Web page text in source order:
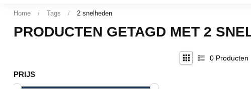
Home / Tags / 2 snelheden
PRODUCTEN GETAGD MET 2
PRIJS
0 Producten